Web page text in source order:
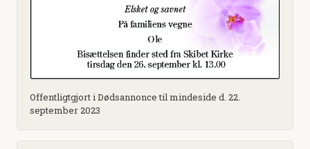
Offentligtgjort i Dødsannonce til mindeside d. 22.
september 2023